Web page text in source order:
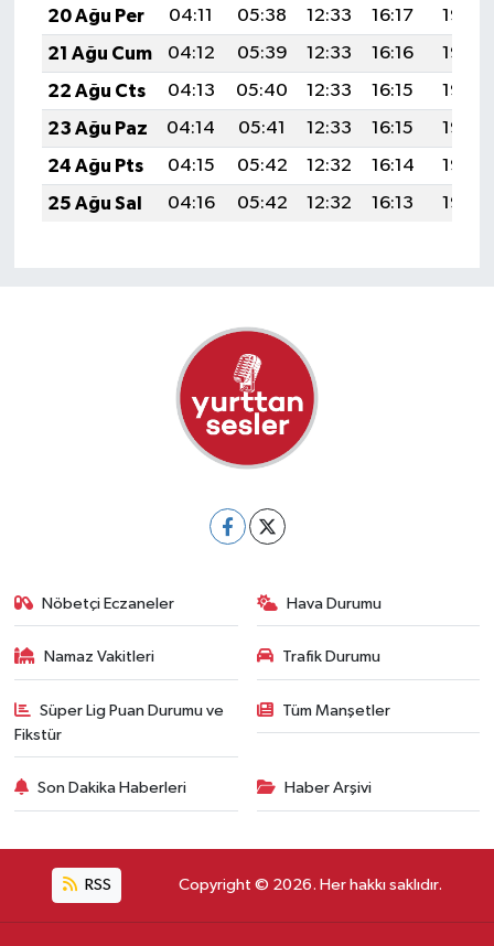
20 Ağu Per
04:11 05:38 12:33 16:17
19:18
21 Ağu Cum
04:12 05:39 12:33 16:16
19:17
22 Ağu Cts
04:13 05:40 12:33 16:15
19:16
23 Ağu Paz
04:14 05:41 12:33 16:15
19:14
24 Ağu Pts
04:15 05:42 12:32 16:14
19:13
25 Ağu Sal
04:16 05:42 12:32 16:13 19:12
Nöbetçi Eczaneler Hava Durumu
Namaz Vakitleri Trafik Durumu
Süper Lig Puan Durumu ve
Fikstür
Tüm Manşetler
Son Dakika Haberleri Haber Arşivi
RSS Copyright © 2026. Her hakkı saklıdır.